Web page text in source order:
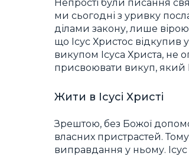
Непрості були писання
ми сьогодні з уривку
ділами закону, лише
що Ісус Христос відкупив
викупом Ісуса Христа, не
присвоювати викуп, який
Жити в Ісусі Христі
Зрештою, без Божої
власних пристрастей.
виправдання у ньому.